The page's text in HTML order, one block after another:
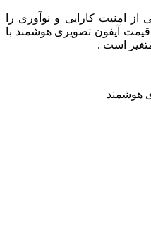
از امنیت کارایی و نوآوری را
آیفون تصویری هوشمند با
است .
هوشمند